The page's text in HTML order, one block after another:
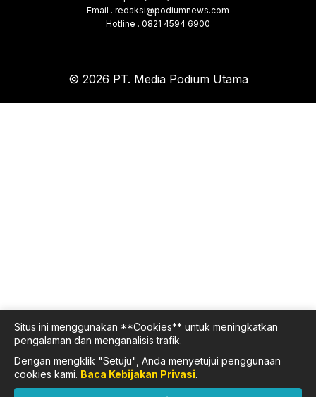
Email . redaksi@podiumnews.com
Hotline . 0821 4594 6900
© 2026 PT. Media Podium Utama
Situs ini menggunakan **Cookies** untuk meningkatkan
pengalaman dan menganalisis trafik.
Dengan mengklik "Setuju", Anda menyetujui penggunaan
cookies kami. Baca Kebijakan Privasi.